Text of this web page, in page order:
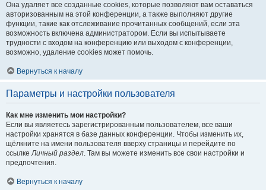
Она удаляет все созданные cookies, которые позволяют вам оставаться
авторизованным на этой конференции, а также выполняют другие
функции, такие как отслеживание прочитанных сообщений, если эта
возможность включена администратором. Если вы испытываете
трудности с входом на конференцию или выходом с конференции,
возможно, удаление cookies может помочь.
Вернуться к началу
Параметры и настройки пользователя
Как мне изменить мои настройки?
Если вы являетесь зарегистрированным пользователем, все ваши
настройки хранятся в базе данных конференции. Чтобы изменить их,
щёлкните на имени пользователя вверху страницы и перейдите по
ссылкеЛичный раздел. Там вы можете изменить все свои настройки и
предпочтения.
Вернуться к началу